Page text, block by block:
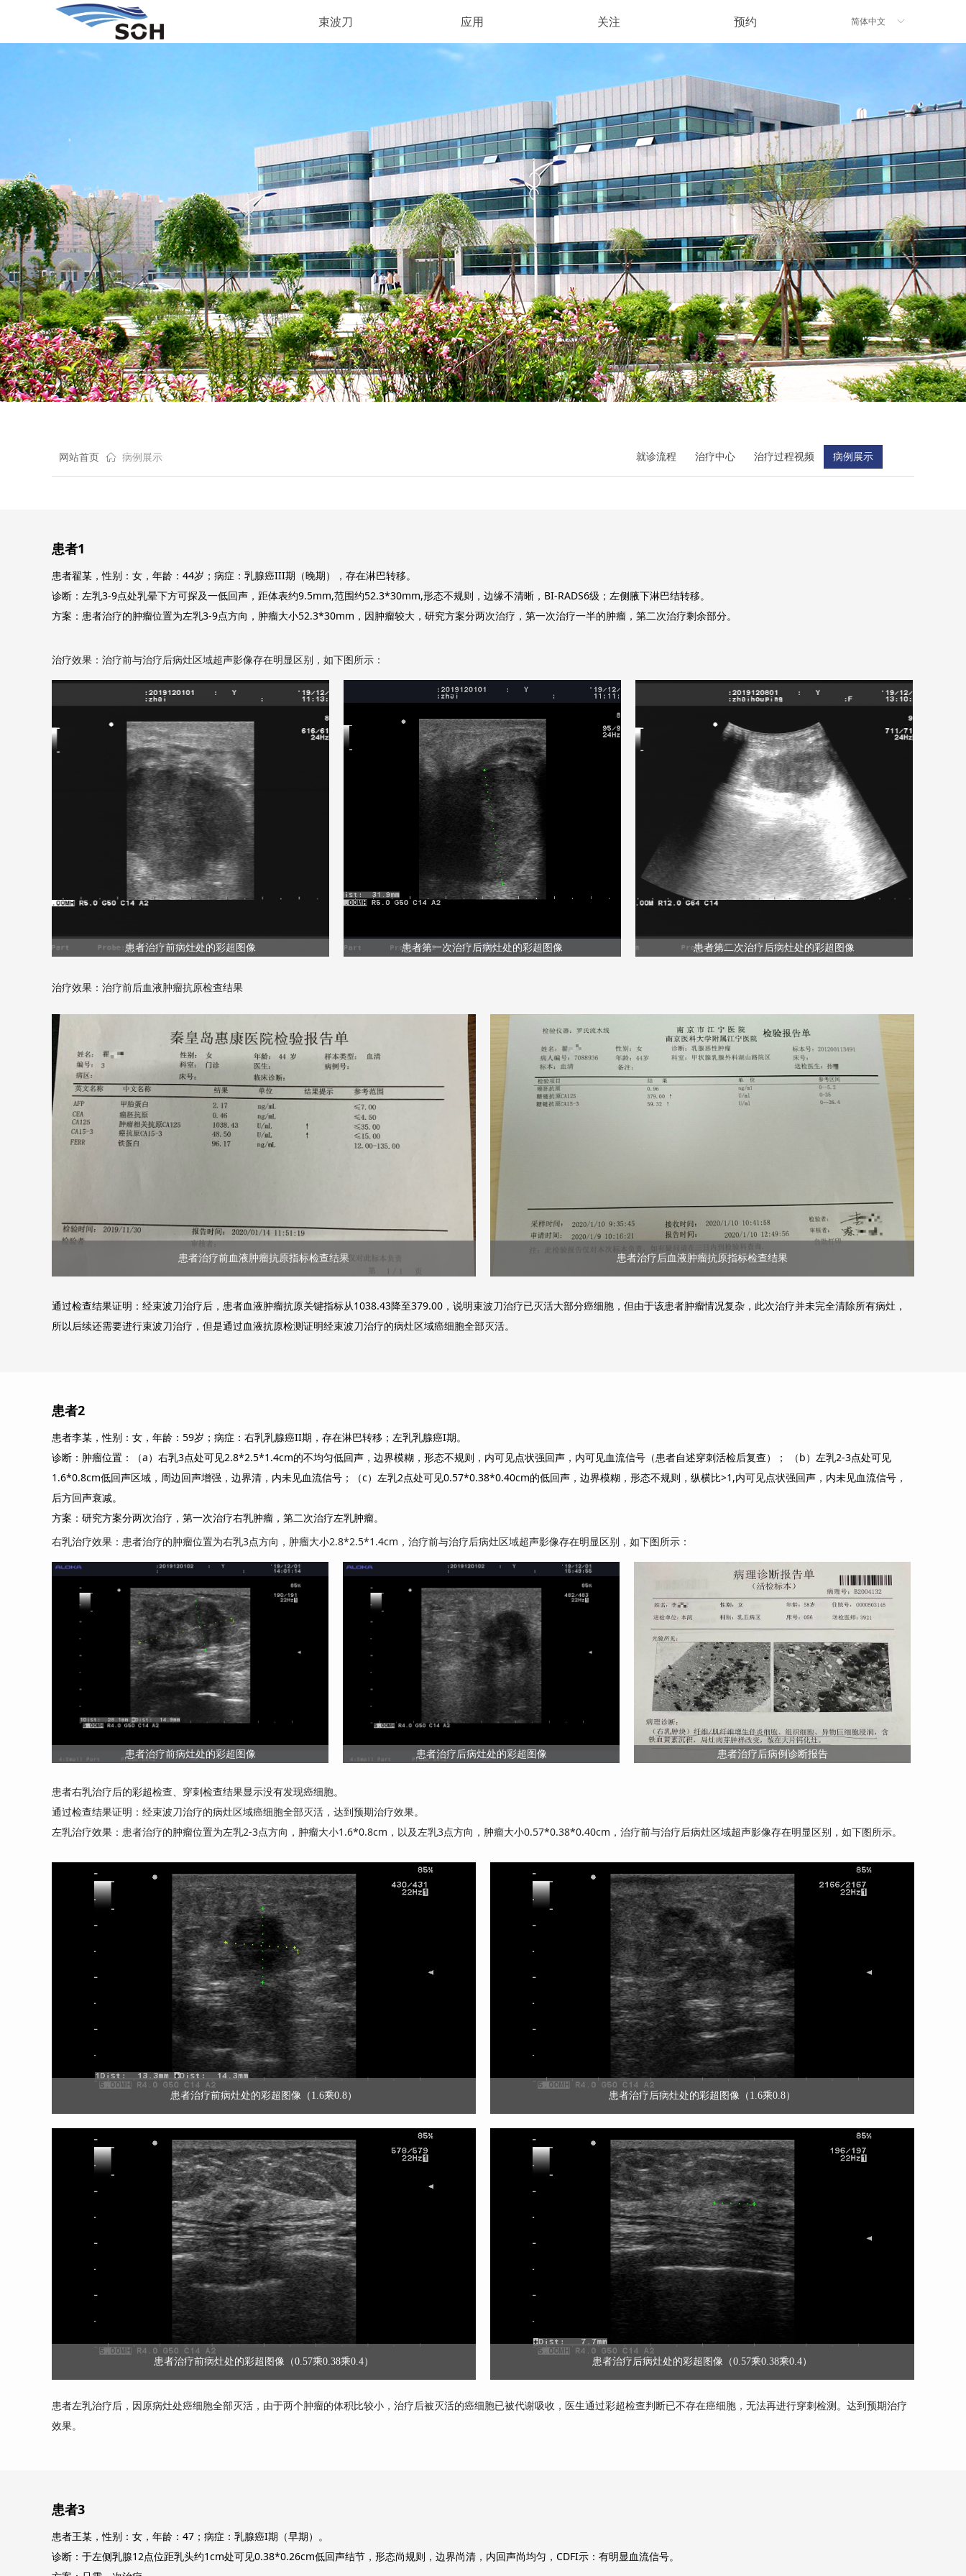
束波刀 应用 关注 预约 ꀅ
简体中文
网站首页 ꀇ 病例展示 就诊流程 治疗中心 治疗过程视频 病例展示
患者翟某，性别：女，年龄：44岁；病症：乳腺癌III期（晚期），存在淋巴转移。
诊断：左乳3-9点处乳晕下方可探及一低回声，距体表约9.5mm,范围约52.3*30mm,形态不规则，边缘不清晰，BI-RADS6级；左侧腋下淋巴结转移。
方案：患者治疗的肿瘤位置为左乳3-9点方向，肿瘤大小52.3*30mm，因肿瘤较大，研究方案分两次治疗，第一次治疗一半的肿瘤，第二次治疗剩余部分。
患者治疗前血液肿瘤抗原指标检查结果 患者治疗后血液肿瘤抗原指标检查结果
通过检查结果证明：经束波刀治疗后，患者血液肿瘤抗原关键指标从1038.43降至379.00，说明束波刀治疗已灭活大部分癌细胞，但由于该患者肿瘤情况复杂，此次治疗并未完全清除所有病灶，
所以后续还需要进行束波刀治疗，但是通过血液抗原检测证明经束波刀治疗的病灶区域癌细胞全部灭活。
患者治疗前病灶处的彩超图像 患者第一次治疗后病灶处的彩超图像 患者第二次治疗后病灶处的彩超图像
治疗效果：治疗前后血液肿瘤抗原检查结果
患者1
治疗效果：治疗前与治疗后病灶区域超声影像存在明显区别，如下图所示：
患者李某，性别：女，年龄：59岁；病症：右乳乳腺癌II期，存在淋巴转移；左乳乳腺癌I期。
诊断：肿瘤位置：（a）右乳3点处可见2.8*2.5*1.4cm的不均匀低回声，边界模糊，形态不规则，内可见点状强回声，内可见血流信号（患者自述穿刺活检后复查）； （b）左乳2-3点处可见
1.6*0.8cm低回声区域，周边回声增强，边界清，内未见血流信号；（c）左乳2点处可见0.57*0.38*0.40cm的低回声，边界模糊，形态不规则，纵横比>1,内可见点状强回声，内未见血流信号，
后方回声衰减。
方案：研究方案分两次治疗，第一次治疗右乳肿瘤，第二次治疗左乳肿瘤。
治疗效果：
患者治疗前病灶处的彩超图像（1.6乘0.8） 患者治疗后病灶处的彩超图像（1.6乘0.8）
患者治疗前病灶处的彩超图像（0.57乘0.38乘0.4） 患者治疗后病灶处的彩超图像（0.57乘0.38乘0.4）
患者左乳治疗后，因原病灶处癌细胞全部灭活，由于两个肿瘤的体积比较小，治疗后被灭活的癌细胞已被代谢吸收，医生通过彩超检查判断已不存在癌细胞，无法再进行穿刺检测。达到预期治疗
效果。
患者治疗前病灶处的彩超图像 患者治疗后病灶处的彩超图像 患者治疗后病例诊断报告
患者右乳治疗后的彩超检查、穿刺检查结果显示没有发现癌细胞。
通过检查结果证明：经束波刀治疗的病灶区域癌细胞全部灭活，达到预期治疗效果。
左乳治疗效果：患者治疗的肿瘤位置为左乳2-3点方向，肿瘤大小1.6*0.8cm，以及左乳3点方向，肿瘤大小0.57*0.38*0.40cm，治疗前与治疗后病灶区域超声影像存在明显区别，如下图所示。
患者2
右乳治疗效果：患者治疗的肿瘤位置为右乳3点方向，肿瘤大小2.8*2.5*1.4cm，治疗前与治疗后病灶区域超声影像存在明显区别，如下图所示：
患者王某，性别：女，年龄：47；病症：乳腺癌I期（早期）。
诊断：于左侧乳腺12点位距乳头约1cm处可见0.38*0.26cm低回声结节，形态尚规则，边界尚清，内回声尚均匀，CDFI示：有明显血流信号。
患者3